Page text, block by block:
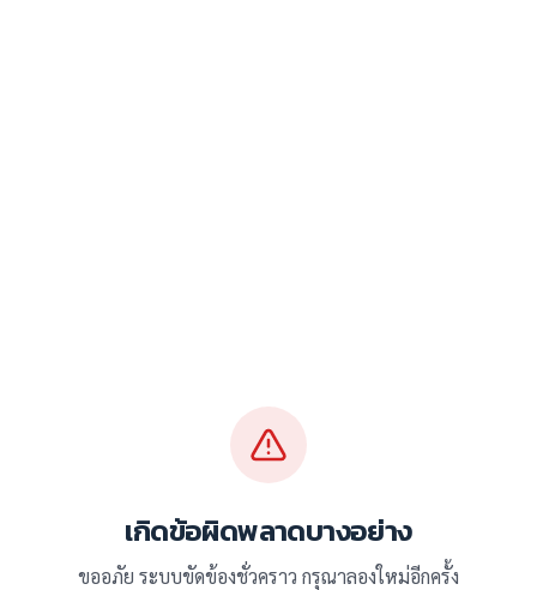
เกิดข้อผิดพลาดบางอย่าง
ขออภัย ระบบขัดข้องชั่วคราว กรุณาลองใหม่อีกครั้ง